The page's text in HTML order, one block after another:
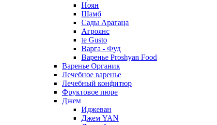
Ноян
Шамб
Сады Арагаца
Агроянс
te Gusto
Варга - Фуд
Варенье Proshyan Food
Варенье Органик
Лечебное варенье
Лечебный конфитюр
Фруктовое пюре
Джем
Иджеван
Джем YAN